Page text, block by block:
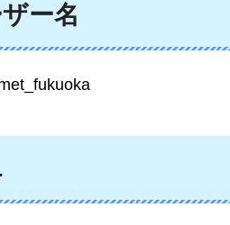
ー名